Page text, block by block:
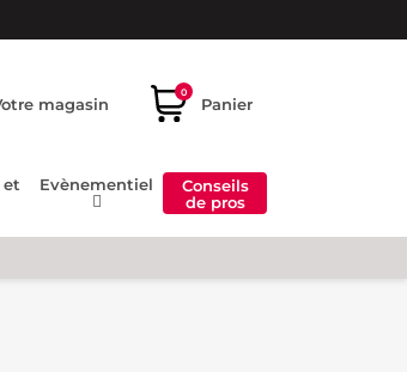
magasin
0
Panier
et
Evènementiel
Conseils
de pros